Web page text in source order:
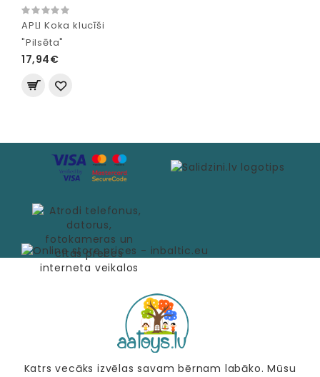
APLI Koka klucīši
"Pilsēta"
17,94€
Katrs vecāks izvēlas savam bērnam labāko. Mūsu